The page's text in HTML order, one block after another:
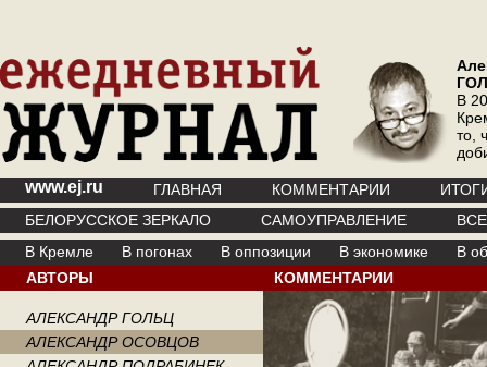
В
то,
www.ej.ru ГЛАВНАЯ КОММЕНТАРИИ
БЕЛОРУССКОЕ ЗЕРКАЛО
САМОУПРАВЛЕНИЕ
В Кремле
В погонах В оппозиции В экономике
В
АВТОРЫ
АЛЕКСАНДР ГОЛЬЦ
АЛЕКСАНДР ОСОВЦОВ
КОММЕНТАРИИ